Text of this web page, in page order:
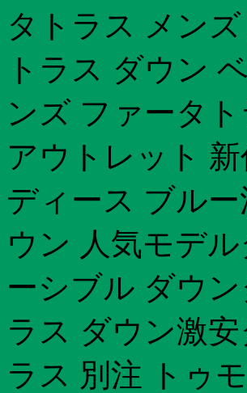
タトラス メン
トラス ダウン
ンズ ファータ
アウトレット
ディース ブル
ウン 人気モデ
ーシブル ダウ
ラス ダウン激
ラス 別注 トゥ